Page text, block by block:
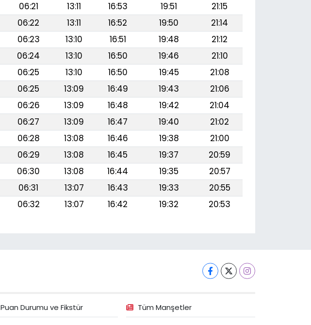
06:21 13:11 16:53 19:51
21:15
06:22 13:11 16:52 19:50
21:14
06:23 13:10 16:51 19:48
21:12
06:24 13:10 16:50 19:46
21:10
06:25 13:10 16:50 19:45
21:08
06:25 13:09 16:49 19:43
21:06
06:26 13:09 16:48 19:42
21:04
06:27 13:09 16:47 19:40
21:02
06:28 13:08 16:46 19:38
21:00
06:29 13:08 16:45 19:37
20:59
06:30 13:08 16:44 19:35
20:57
06:31 13:07 16:43 19:33
20:55
06:32 13:07 16:42 19:32 20:53
Puan Durumu ve Fikstür Tüm Manşetler